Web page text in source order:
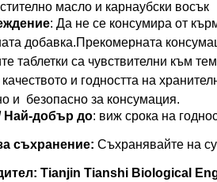
масло и карнаубски восък
: Да не се консумира от
добавка.Прекомерната
таблетки са чувствителни към
и годността на
и безопасно за консумация.
Най-добър до: виж срока на
съхранение: Съхранявайте на
Tianjin Tianshi Biological